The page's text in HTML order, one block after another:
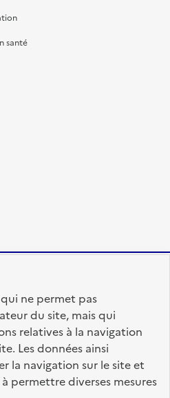
ne permet pas
du site, mais qui
relatives à la navigation
Les données ainsi
la navigation sur le site et
permettre diverses mesures
santé
legifrance.gouv.fr